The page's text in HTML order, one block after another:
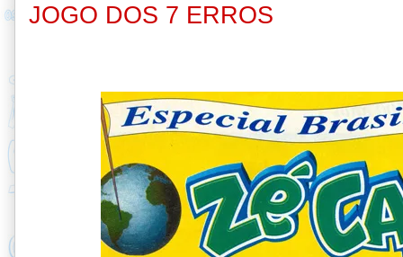
JOGO DOS 7 ERROS